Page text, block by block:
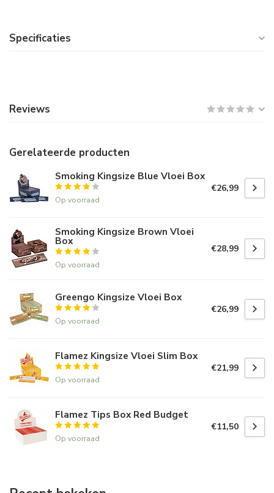
Specificaties
Reviews
Gerelateerde producten
Smoking Kingsize Blue Vloei Box
Op voorraad
€26,99
Smoking Kingsize Brown Vloei
Box
Op voorraad
€28,99
Greengo Kingsize Vloei Box
Op voorraad
€26,99
Flamez Kingsize Vloei Slim Box
Op voorraad
€21,99
Flamez Tips Box Red Budget
Op voorraad
€11,50